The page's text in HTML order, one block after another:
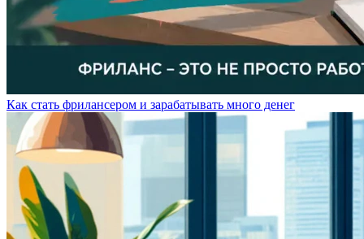
Как стать фрилансером и зарабатывать много денег